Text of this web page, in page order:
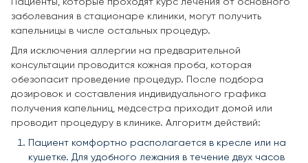
заболевания в стационаре клиники, могут получить
капельницы в числе остальных процедур.
Для исключения аллергии на предварительной
консультации проводится кожная проба, которая
обезопасит проведение процедур. После подбора
дозировок и составления индивидуального графика
получения капельниц, медсестра приходит домой или
проводит процедуру в клинике. Алгоритм действий:
Пациент комфортно располагается в кресле или на
кушетке. Для удобного лежания в течение двух часов